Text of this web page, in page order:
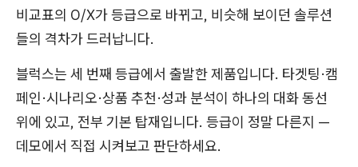
비교표의 O/X가 등급으로 바뀌고, 비슷해 보이던 솔루션
들의 격차가 드러납니다.
블럭스는 세 번째 등급에서 출발한 제품입니다. 타겟팅·캠
페인·시나리오·상품 추천·성과 분석이 하나의 대화 동선
위에 있고, 전부 기본 탑재입니다. 등급이 정말 다른지 —
데모에서 직접 시켜보고 판단하세요.